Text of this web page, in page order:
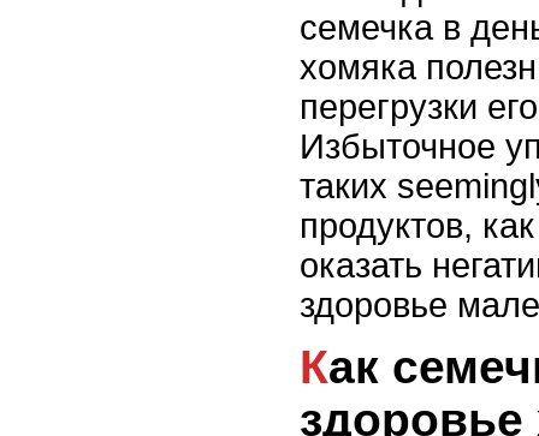
семечка в
хомяка
перегрузки
Избыточное
таких
продуктов,
оказать
здоровье
Как семечки влияют на
здоровье